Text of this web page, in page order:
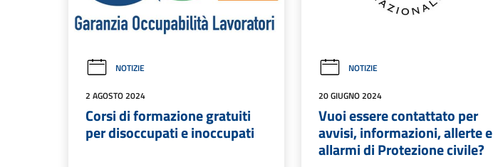
NOTIZIE
2 AGOSTO 2024
Corsi di formazione gratuiti
per disoccupati e inoccupati
NOTIZIE
20 GIUGNO 2024
Vuoi essere contattato per
avvisi, informazioni, allerte e
allarmi di Protezione civile?